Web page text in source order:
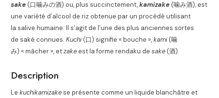
sake(口噛みの酒) ou, plus succinctement,kamizake(噛み酒), est
une variété d’alcool de riz obtenue par un procédé utilisant
la salive humaine. Il s’agit de l’une des plus anciennes sortes
de saké connues.Kuchi(口) signifie « bouche »,kami(噛
み) « mâcher », etzakeest la forme rendaku desake(酒).
Description
Lekuchikamizakese présente comme un liquide blanchâtre et